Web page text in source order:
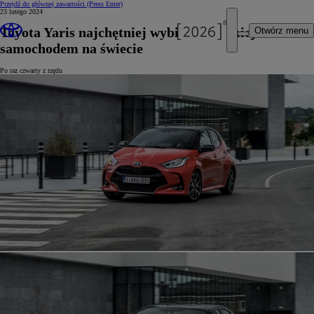
Przejdź do głównej zawartości (Press Enter)
Otwórz menu
23 lutego 2024
Toyota Yaris najchętniej wybieranym miejskim
samochodem na świecie
Po raz czwarty z rzędu